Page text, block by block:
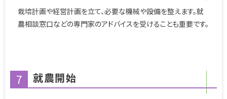
栽培計画や経営計画を立て、必要な機械や設備を整えます。就
農相談窓口などの専門家のアドバイスを受けることも重要です。
7 就農開始